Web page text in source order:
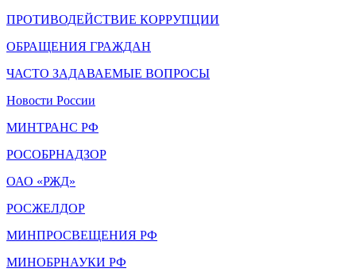
ПРОТИВОДЕЙСТВИЕ КОРРУПЦИИ
ОБРАЩЕНИЯ ГРАЖДАН
ЧАСТО ЗАДАВАЕМЫЕ ВОПРОСЫ
Новости России
МИНТРАНС РФ
РОСОБРНАДЗОР
ОАО «РЖД»
РОСЖЕЛДОР
МИНПРОСВЕЩЕНИЯ РФ
МИНОБРНАУКИ РФ